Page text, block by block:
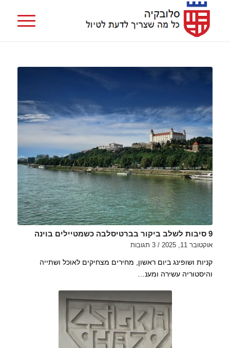
9 סיבות לשלב ביקור בברטיסלבה כשמטיילים בוינה
אוקטובר 11, 2025 / 3 תגובות
קניות ושופינג ביום ראשון, מחירים מצחיקים לאוכל ושתייה
והיסטוריה עשירה ומענ…